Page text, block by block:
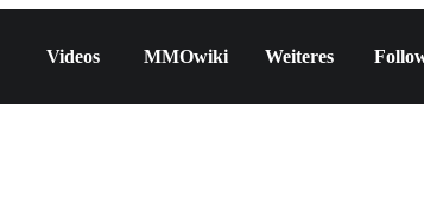
Videos MMOwiki Weiteres